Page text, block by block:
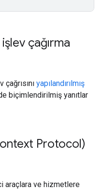
işlev çağırma
yapılandırılmış
biçimlendirilmiş yanıtlar
Protocol)
araçlara ve hizmetlere